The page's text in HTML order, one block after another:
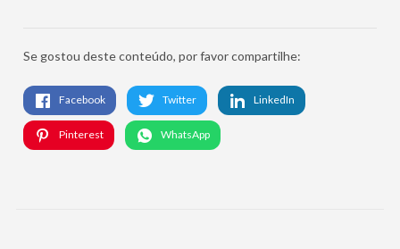
Se gostou deste conteúdo, por favor compartilhe:
Facebook Twitter LinkedIn
Pinterest WhatsApp